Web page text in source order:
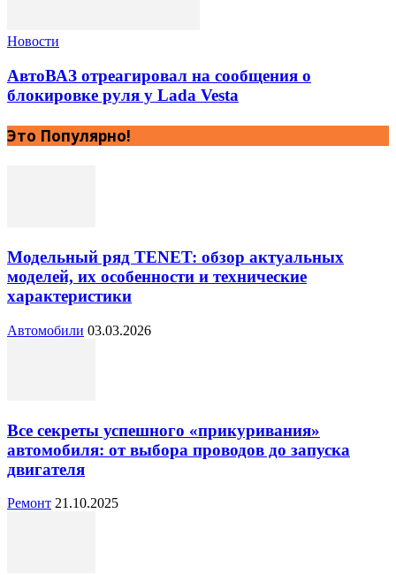
Новости
АвтоВАЗ отреагировал на сообщения о
блокировке руля у Lada Vesta
Это Популярно!
Модельный ряд TENET: обзор актуальных
моделей, их особенности и технические
характеристики
Автомобили 03.03.2026
Все секреты успешного «прикуривания»
автомобиля: от выбора проводов до запуска
двигателя
Ремонт 21.10.2025